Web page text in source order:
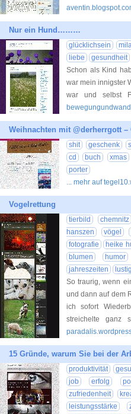
Nur ein Hund………
glücklichsein
liebe
gesundheit
Schon als Kind
war mein innigster
war und selbst
Weihnachten mit @derherrgott
shit geschenk
cd
buch xmas
porter
... mehr auf
Vogelrettung
tierbild chemnitz
hanszen
vögel
fotografie
heike
blumen
humor
jahreszeiten
lustig
So traurig, wenn
und dann auf dem
ich sofort
streichelte ganz
15 Gründe, warum Sie bei der
produktivität
job
erfolg
zufriedenheit
leistungsstärke